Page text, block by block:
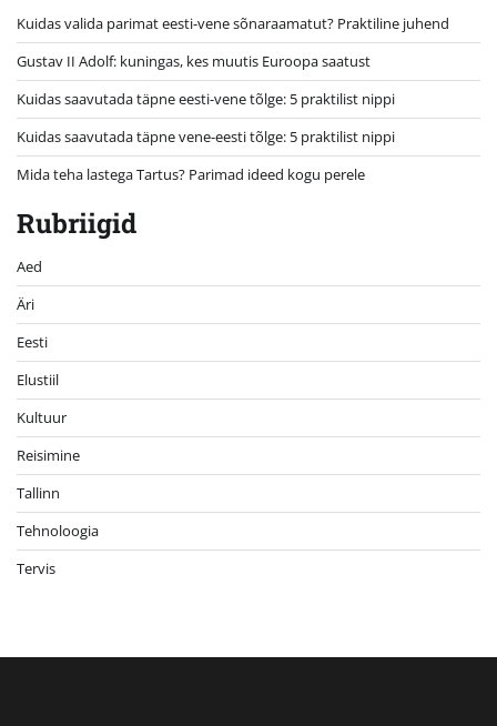
Kuidas valida parimat eesti-vene sõnaraamatut? Praktiline juhend
Gustav II Adolf: kuningas, kes muutis Euroopa saatust
Kuidas saavutada täpne eesti-vene tõlge: 5 praktilist nippi
Kuidas saavutada täpne vene-eesti tõlge: 5 praktilist nippi
Mida teha lastega Tartus? Parimad ideed kogu perele
Rubriigid
Aed
Äri
Eesti
Elustiil
Kultuur
Reisimine
Tallinn
Tehnoloogia
Tervis